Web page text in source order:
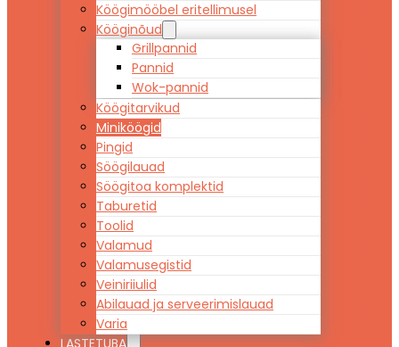
Köögimööbel eritellimusel
Kööginõud
Grillpannid
Pannid
Wok-pannid
Köögitarvikud
Miniköögid
Pingid
Söögilauad
Söögitoa komplektid
Taburetid
Toolid
Valamud
Valamusegistid
Veiniriiulid
Abilauad ja serveerimislauad
Varia
LASTETUBA